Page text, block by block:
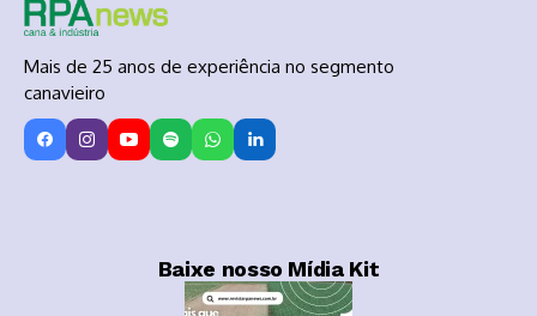
Mais de 25 anos de experiência no segmento
canavieiro
Baixe nosso Mídia Kit